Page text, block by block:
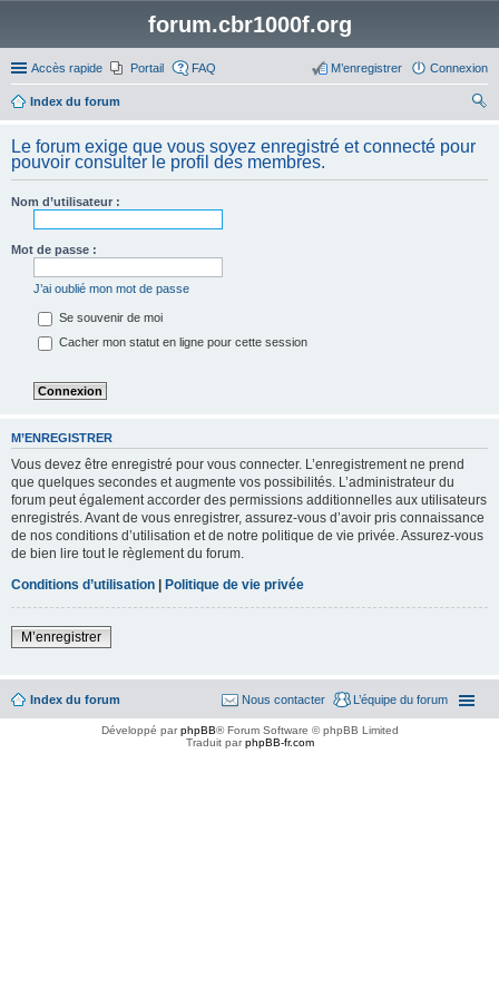
forum.cbr1000f.org
Accès rapide Portail FAQ Connexion
M’enregistrer
Index du forum
her
ch
Le forum exige que vous soyez enregistré et connecté pour
pouvoir consulter le profil des membres.
Nom d’utilisateur :
Mot de passe :
J’ai oublié mon mot de passe
Se souvenir de moi
Cacher mon statut en ligne pour cette session
M’ENREGISTRER
Vous devez être enregistré pour vous connecter. L’enregistrement ne prend
que quelques secondes et augmente vos possibilités. L’administrateur du
forum peut également accorder des permissions additionnelles aux utilisateurs
enregistrés. Avant de vous enregistrer, assurez-vous d’avoir pris connaissance
de nos conditions d’utilisation et de notre politique de vie privée. Assurez-vous
de bien lire tout le règlement du forum.
Conditions d’utilisation | Politique de vie privée
M’enregistrer
Index du forum L’équipe du forum
Nous contacter
Développé parphpBB® Forum Software © phpBB Limited
Traduit parphpBB-fr.com